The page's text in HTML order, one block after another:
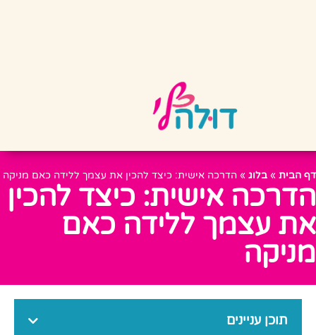
דף הבית » בלוג » הדרכה אישית: כיצד להכין את עצמך ללידה כאם מניקה
הדרכה אישית: כיצד להכין
את עצמך ללידה כאם
מניקה
תוכן עניינים